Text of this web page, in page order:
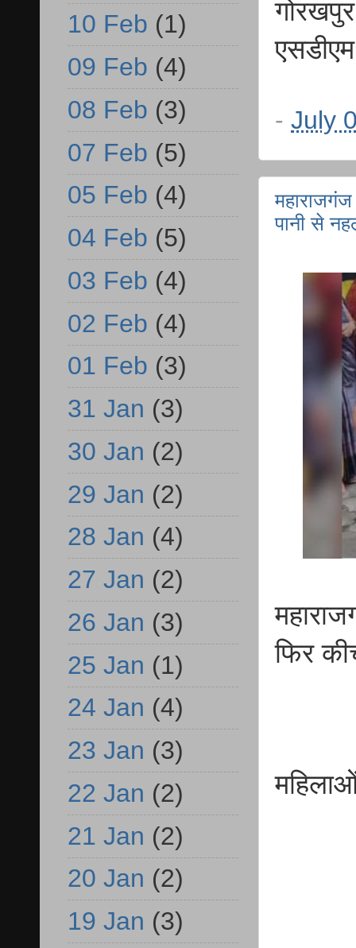
- July
पानी से
फिर
10 Feb (1)
09 Feb (4)
08 Feb (3)
07 Feb (5)
05 Feb (4)
04 Feb (5)
03 Feb (4)
02 Feb (4)
01 Feb (3)
31 Jan (3)
30 Jan (2)
29 Jan (2)
28 Jan (4)
27 Jan (2)
26 Jan (3)
25 Jan (1)
24 Jan (4)
23 Jan (3)
22 Jan (2)
21 Jan (2)
20 Jan (2)
19 Jan (3)